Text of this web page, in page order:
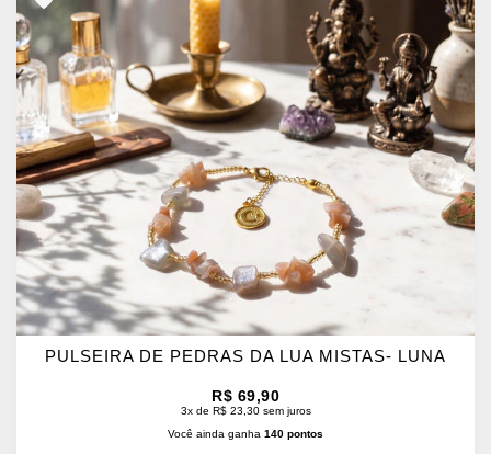
OS
FAVORITOS
PULSEIRA DE PEDRAS DA LUA MISTAS- LUNA
R$ 69,90
3x de R$ 23,30 sem juros
Você ainda ganha 140 pontos